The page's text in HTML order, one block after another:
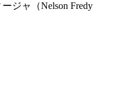
ジャ（Nelson Fredy